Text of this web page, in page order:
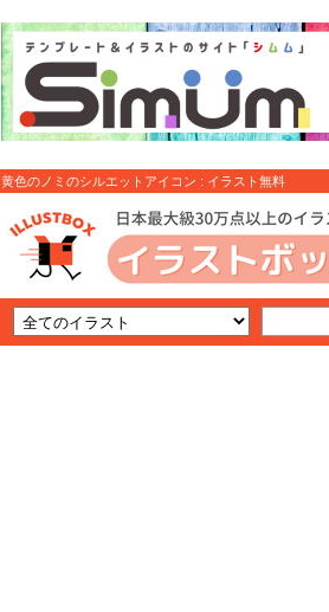
黄色のノミのシルエットアイコン : イラスト無料